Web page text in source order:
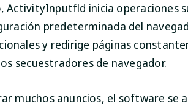
ActivityInputfld inicia operaciones
predeterminada del
y redirige páginas
secuestradores de navegador.
muchos anuncios, el software se